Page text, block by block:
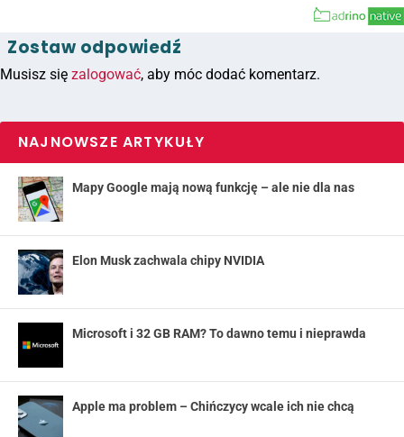
Zostaw odpowiedź
Musisz się zalogować, aby móc dodać komentarz.
NAJNOWSZE ARTYKUŁY
Mapy Google mają nową funkcję – ale nie dla nas
Elon Musk zachwala chipy NVIDIA
Microsoft i 32 GB RAM? To dawno temu i nieprawda
Apple ma problem – Chińczycy wcale ich nie chcą